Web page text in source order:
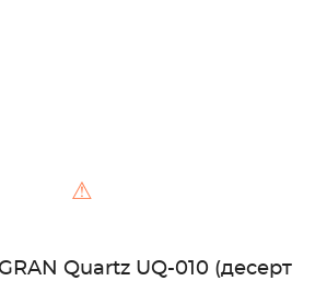
⚠
Quartz UQ-010 (десерт